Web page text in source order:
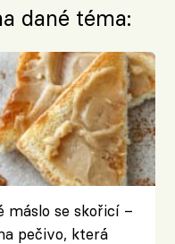
dané téma:
máslo se skořicí –
pečivo, která